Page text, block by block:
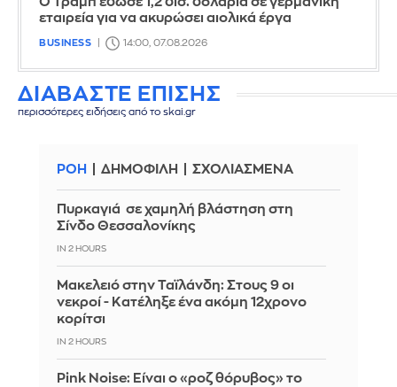
εταιρεία για να ακυρώσει αιολικά έργα
BUSINESS 14:00, 07.08.2026
ΔΙΑΒΑΣΤΕ ΕΠΙΣΗΣ
περισσότερες ειδήσεις από το skai.gr
ΡΟΗ ΔΗΜΟΦΙΛΗ ΣΧΟΛΙΑΣΜΕΝΑ
Πυρκαγιά σε χαμηλή βλάστηση στη
Σίνδο Θεσσαλονίκης
IN 2 HOURS
Μακελειό στην Ταϊλάνδη: Στους 9 οι
νεκροί - Κατέληξε ένα ακόμη 12χρονο
κορίτσι
IN 2 HOURS
Pink Noise: Είναι ο «ροζ θόρυβος» το